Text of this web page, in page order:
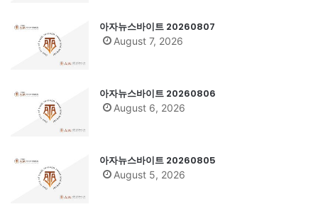
아자뉴스바이트 20260807
August 7, 2026
아자뉴스바이트 20260806
August 6, 2026
아자뉴스바이트 20260805
August 5, 2026